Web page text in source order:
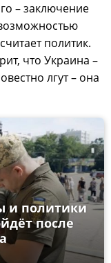
– заключение
политик.
что Украина –
лгут – она
и политики
после